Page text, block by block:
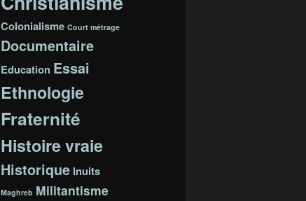
Colonialisme Court métrage
Documentaire
Education Essai
Ethnologie
Fraternité
Histoire vraie
Historique Inuits
Maghreb Militantisme